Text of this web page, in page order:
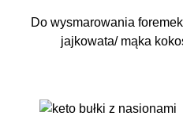
Do wysmarowania
jajkowata/ mąka